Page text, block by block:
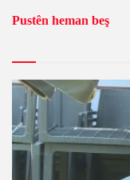
Pustên heman beş